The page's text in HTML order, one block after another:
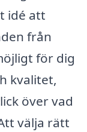
idé att
från
för dig
kvalitet,
över vad
välja rätt